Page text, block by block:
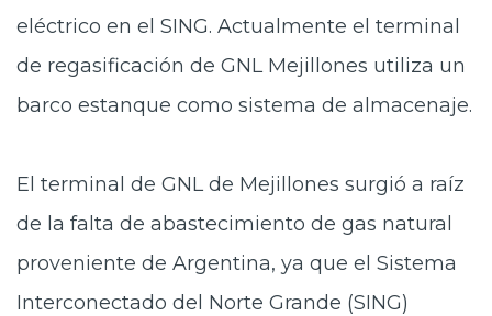
eléctrico en el SING. Actualmente el terminal
de regasificación de GNL Mejillones utiliza un
barco estanque como sistema de almacenaje.
El terminal de GNL de Mejillones surgió a raíz
de la falta de abastecimiento de gas natural
proveniente de Argentina, ya que el Sistema
Interconectado del Norte Grande (SING)